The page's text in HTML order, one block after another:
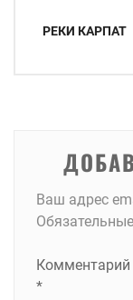
РЕКИ КАРПАТ
Ваш адрес
Комментарий
*